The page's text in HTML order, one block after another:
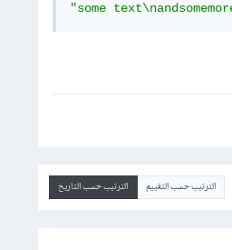
"some
الترتيب حسب التقييم الترتيب حسب التاريخ